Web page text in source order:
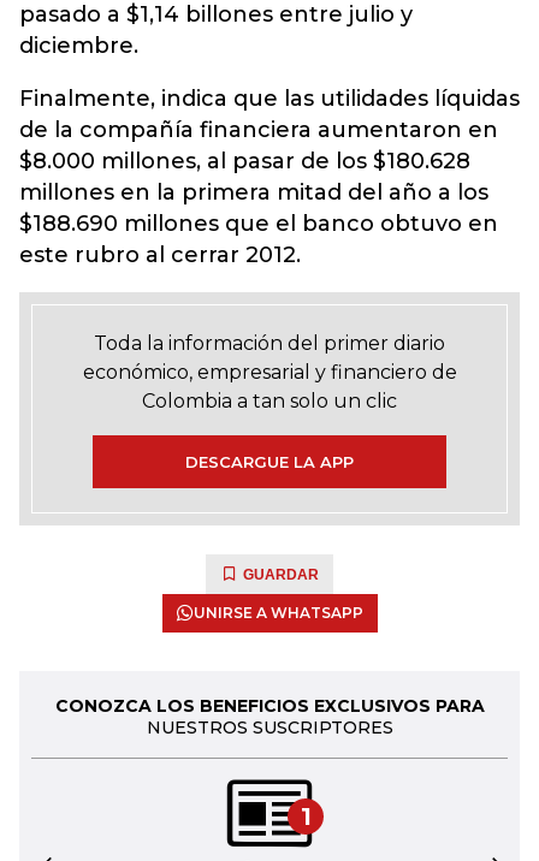
pasado a $1,14 billones entre julio y
diciembre.
Finalmente, indica que las utilidades líquidas
de la compañía financiera aumentaron en
$8.000 millones, al pasar de los $180.628
millones en la primera mitad del año a los
$188.690 millones que el banco obtuvo en
este rubro al cerrar 2012.
Toda la información del primer diario
económico, empresarial y financiero de
Colombia a tan solo un clic
DESCARGUE LA APP
GUARDAR
UNIRSE A WHATSAPP
CONOZCA LOS BENEFICIOS EXCLUSIVOS PARA
NUESTROS SUSCRIPTORES
1